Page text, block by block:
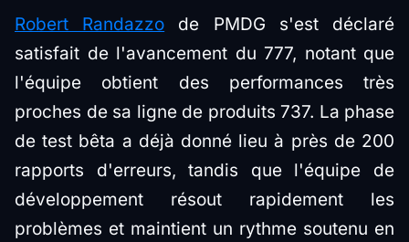
Robert Randazzo de PMDG s'est déclaré
satisfait de l'avancement du 777, notant que
l'équipe obtient des performances très
proches de sa ligne de produits 737. La phase
de test bêta a déjà donné lieu à près de 200
rapports d'erreurs, tandis que l'équipe de
développement résout rapidement les
problèmes et maintient un rythme soutenu en